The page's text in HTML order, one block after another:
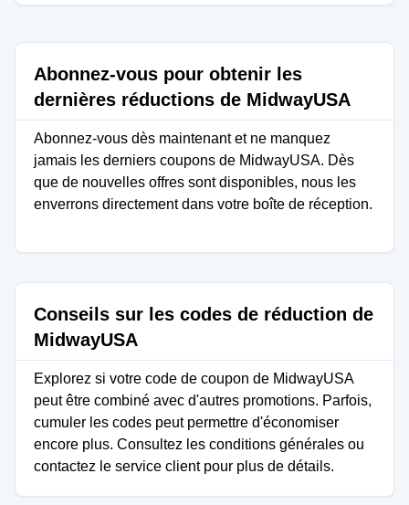
Abonnez-vous pour obtenir les
dernières réductions de MidwayUSA
Abonnez-vous dès maintenant et ne manquez
jamais les derniers coupons de MidwayUSA. Dès
que de nouvelles offres sont disponibles, nous les
enverrons directement dans votre boîte de réception.
Conseils sur les codes de réduction de
MidwayUSA
Explorez si votre code de coupon de MidwayUSA
peut être combiné avec d'autres promotions. Parfois,
cumuler les codes peut permettre d'économiser
encore plus. Consultez les conditions générales ou
contactez le service client pour plus de détails.